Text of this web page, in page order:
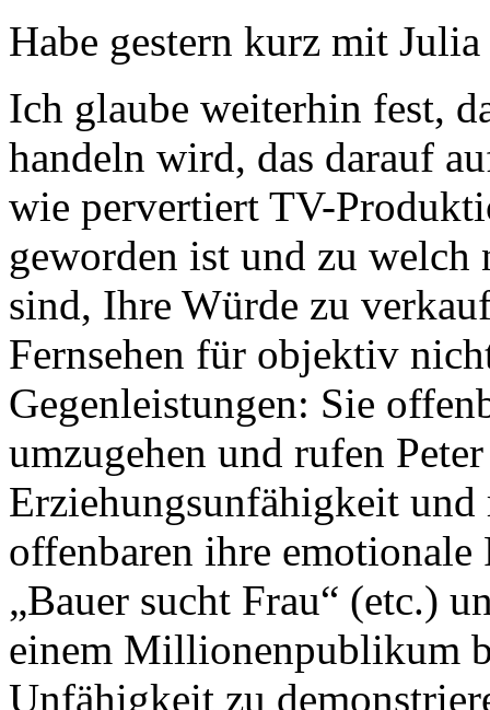
Habe gestern kurz mit Julia
Ich glaube weiterhin fest,
handeln wird, das darauf
wie pervertiert TV-
geworden ist und zu welch
sind, Ihre Würde zu
Fernsehen für objektiv
Gegenleistungen: Sie
umzugehen und rufen
Erziehungsunfähigkeit
offenbaren ihre
„Bauer sucht Frau“ (etc.)
einem Millionenpublikum
Unfähigkeit zu